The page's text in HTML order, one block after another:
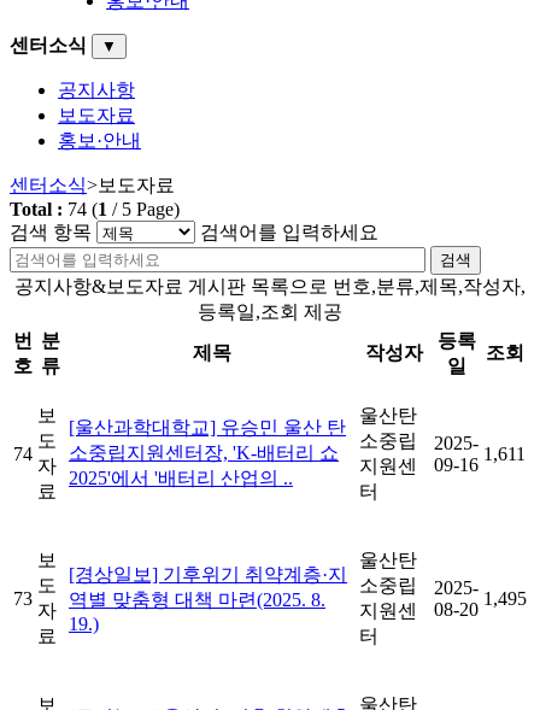
센터소식 ▼
공지사항
보도자료
홍보·안내
센터소식>보도자료
Total : 74 (1 / 5 Page)
검색 항목
검색어를 입력하세요
검색
공지사항&보도자료 게시판 목록으로 번호,분류,제목,작성자,
등록일,조회 제공
번
호
분
류
제목 작성자
등록
일
조회
74
보
도
자
료
[울산과학대학교] 유승민 울산 탄
소중립지원센터장, 'K-배터리 쇼
2025'에서 '배터리 산업의 ..
울산탄
소중립
지원센
터
2025-
09-16
1,611
73
보
도
자
료
[경상일보] 기후위기 취약계층·지
역별 맞춤형 대책 마련(2025. 8.
19.)
울산탄
소중립
지원센
터
2025-
08-20
1,495
보
울산탄